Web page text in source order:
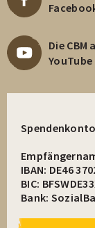
Die CBM
YouTube
Spendenkonto
IBAN: DE46
BIC:
Bank: